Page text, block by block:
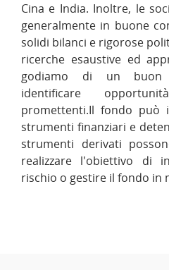
Cina e India. Inoltre, le
generalmente in buone
solidi bilanci e rigorose
ricerche esaustive ed
godiamo di un buon
identificare
promettenti.Il fondo può
strumenti finanziari e
strumenti derivati
realizzare l'obiettivo di
rischio o gestire il fondo in